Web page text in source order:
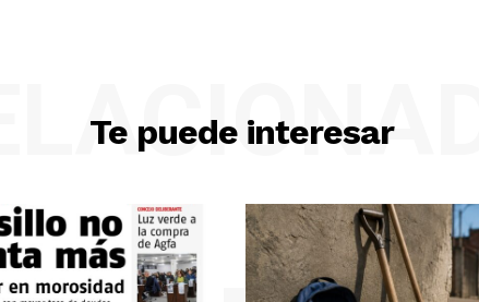
Te puede interesar